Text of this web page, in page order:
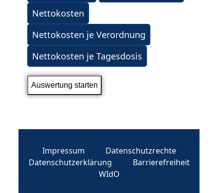
Nettokosten
Nettokosten je Verordnung
Nettokosten je Tagesdosis
Impressum
Datenschutzrechte
Datenschutzerklärung
Barrierefreiheit
WIdO